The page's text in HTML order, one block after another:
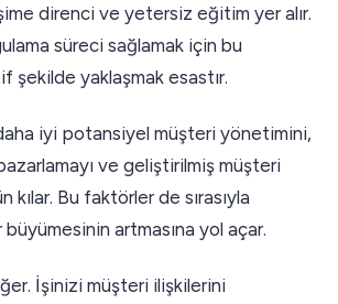
direnci ve yetersiz eğitim yer alır.
süreci sağlamak için bu
şekilde yaklaşmak esastır.
iyi potansiyel müşteri yönetimini,
ve geliştirilmiş müşteri
kılar. Bu faktörler de sırasıyla
büyümesinin artmasına yol açar.
İşinizi müşteri ilişkilerini